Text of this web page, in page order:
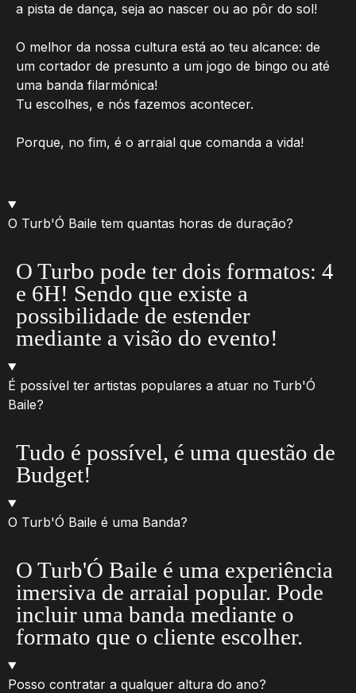
a pista de dança, seja ao nascer ou ao pôr do sol!
O melhor da nossa cultura está ao teu alcance: de
um cortador de presunto a um jogo de bingo ou até
uma banda filarmónica!
Tu escolhes, e nós fazemos acontecer.
Porque, no fim, é o arraial que comanda a vida!
O Turb'Ó Baile tem quantas horas de duração?
O Turbo pode ter dois formatos: 4
e 6H! Sendo que existe a
possibilidade de estender
mediante a visão do evento!
É possível ter artistas populares a atuar no Turb'Ó
Baile?
Tudo é possível, é uma questão de
Budget!
O Turb'Ó Baile é uma Banda?
O Turb'Ó Baile é uma experiência
imersiva de arraial popular. Pode
incluir uma banda mediante o
formato que o cliente escolher.
Posso contratar a qualquer altura do ano?